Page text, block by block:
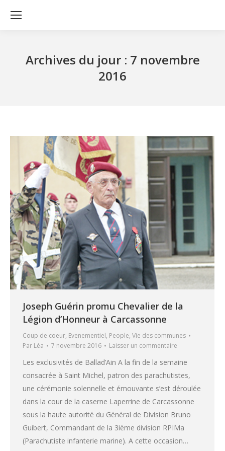
Archives du jour : 7 novembre
2016
Joseph Guérin promu Chevalier de la
Légion d’Honneur à Carcassonne
Coup de coeur, Evenementiel, People, Vie des communes
Par Léa 7 novembre 2016 Laisser un commentaire
Les exclusivités de Ballad’Ain A la fin de la semaine
consacrée à Saint Michel, patron des parachutistes,
une cérémonie solennelle et émouvante s’est déroulée
dans la cour de la caserne Laperrine de Carcassonne
sous la haute autorité du Général de Division Bruno
Guibert, Commandant de la 3ième division RPIMa
(Parachutiste infanterie marine). A cette occasion…